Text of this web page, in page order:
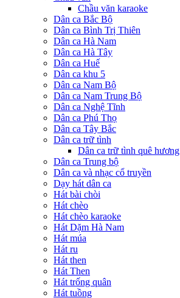
Chầu văn karaoke
Dân ca Bắc Bộ
Dân ca Bình Trị Thiên
Dân ca Hà Nam
Dân ca Hà Tây
Dân ca Huế
Dân ca khu 5
Dân ca Nam Bộ
Dân ca Nam Trung Bộ
Dân ca Nghệ Tĩnh
Dân ca Phú Thọ
Dân ca Tây Bắc
Dân ca trữ tình
Dân ca trữ tình quê hương
Dân ca Trung bộ
Dân ca và nhạc cổ truyền
Dạy hát dân ca
Hát bài chòi
Hát chèo
Hát chèo karaoke
Hát Dặm Hà Nam
Hát múa
Hát ru
Hát then
Hát Then
Hát trống quân
Hát tuồng